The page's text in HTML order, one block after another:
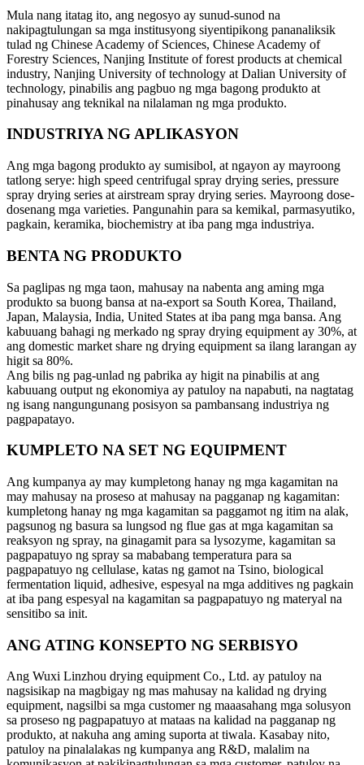
Mula nang itatag ito, ang negosyo ay sunud-sunod na
nakipagtulungan sa mga institusyong siyentipikong pananaliksik
tulad ng Chinese Academy of Sciences, Chinese Academy of
Forestry Sciences, Nanjing Institute of forest products at chemical
industry, Nanjing University of technology at Dalian University of
technology, pinabilis ang pagbuo ng mga bagong produkto at
pinahusay ang teknikal na nilalaman ng mga produkto.
INDUSTRIYA NG APLIKASYON
Ang mga bagong produkto ay sumisibol, at ngayon ay mayroong
tatlong serye: high speed centrifugal spray drying series, pressure
spray drying series at airstream spray drying series. Mayroong dose-
dosenang mga varieties. Pangunahin para sa kemikal, parmasyutiko,
pagkain, keramika, biochemistry at iba pang mga industriya.
BENTA NG PRODUKTO
Sa paglipas ng mga taon, mahusay na nabenta ang aming mga
produkto sa buong bansa at na-export sa South Korea, Thailand,
Japan, Malaysia, India, United States at iba pang mga bansa. Ang
kabuuang bahagi ng merkado ng spray drying equipment ay 30%, at
ang domestic market share ng drying equipment sa ilang larangan ay
higit sa 80%.
Ang bilis ng pag-unlad ng pabrika ay higit na pinabilis at ang
kabuuang output ng ekonomiya ay patuloy na napabuti, na nagtatag
ng isang nangungunang posisyon sa pambansang industriya ng
pagpapatayo.
KUMPLETO NA SET NG EQUIPMENT
Ang kumpanya ay may kumpletong hanay ng mga kagamitan na
may mahusay na proseso at mahusay na pagganap ng kagamitan:
kumpletong hanay ng mga kagamitan sa paggamot ng itim na alak,
pagsunog ng basura sa lungsod ng flue gas at mga kagamitan sa
reaksyon ng spray, na ginagamit para sa lysozyme, kagamitan sa
pagpapatuyo ng spray sa mababang temperatura para sa
pagpapatuyo ng cellulase, katas ng gamot na Tsino, biological
fermentation liquid, adhesive, espesyal na mga additives ng pagkain
at iba pang espesyal na kagamitan sa pagpapatuyo ng materyal na
sensitibo sa init.
ANG ATING KONSEPTO NG SERBISYO
Ang Wuxi Linzhou drying equipment Co., Ltd. ay patuloy na
nagsisikap na magbigay ng mas mahusay na kalidad ng drying
equipment, nagsilbi sa mga customer ng maaasahang mga solusyon
sa proseso ng pagpapatuyo at mataas na kalidad na pagganap ng
produkto, at nakuha ang aming suporta at tiwala. Kasabay nito,
patuloy na pinalalakas ng kumpanya ang R&D, malalim na